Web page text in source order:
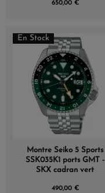
650,00 €
En Stock
Montre Seiko 5 Sports
SSK035K1 ports GMT -
SKX cadran vert
490,00 €